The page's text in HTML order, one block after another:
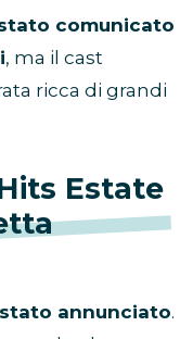
comunicato
, ma il cast
ricca di grandi
Estate
annunciato.